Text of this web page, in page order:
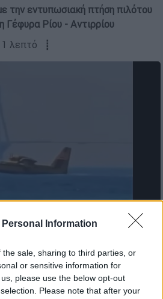
Information
sale, sharing to third parties, or
or sensitive information for
please use the below opt-out
Please note that after your
την εντυπωσιακή πτήση πιλότου
Γέφυρα Ρίου - Αντιρρίου
1 λεπτό ┋
φωτιά στην Αχαΐα (FACEBOOK)
το ΕΘΝΟΣ στη Google